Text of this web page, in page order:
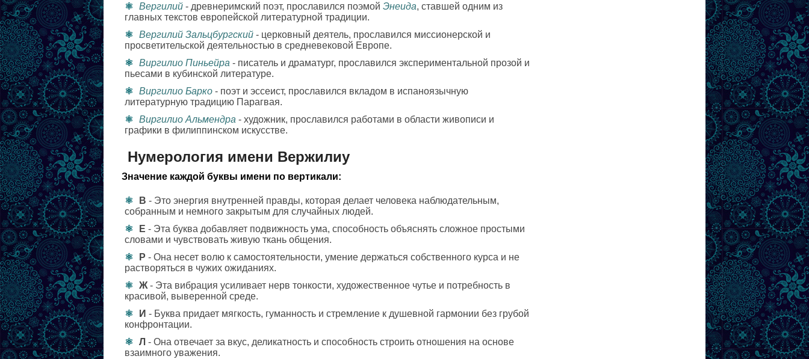
Вергилий - древнеримский поэт, прославился поэмой Энеида, ставшей одним из
главных текстов европейской литературной традиции.
Вергилий Зальцбургский - церковный деятель, прославился миссионерской и
просветительской деятельностью в средневековой Европе.
Виргилио Пиньейра - писатель и драматург, прославился экспериментальной прозой и
пьесами в кубинской литературе.
Виргилио Барко - поэт и эссеист, прославился вкладом в испаноязычную
литературную традицию Парагвая.
Виргилио Альмендра - художник, прославился работами в области живописи и
графики в филиппинском искусстве.
Нумерология имени Вержилиу
Значение каждой буквы имени по вертикали:
В - Это энергия внутренней правды, которая делает человека наблюдательным,
собранным и немного закрытым для случайных людей.
Е - Эта буква добавляет подвижность ума, способность объяснять сложное простыми
словами и чувствовать живую ткань общения.
Р - Она несет волю к самостоятельности, умение держаться собственного курса и не
растворяться в чужих ожиданиях.
Ж - Эта вибрация усиливает нерв тонкости, художественное чутье и потребность в
красивой, выверенной среде.
И - Буква придает мягкость, гуманность и стремление к душевной гармонии без грубой
конфронтации.
Л - Она отвечает за вкус, деликатность и способность строить отношения на основе
взаимного уважения.